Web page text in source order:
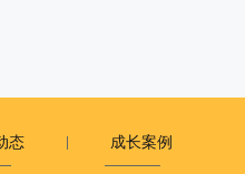
态 成长案例